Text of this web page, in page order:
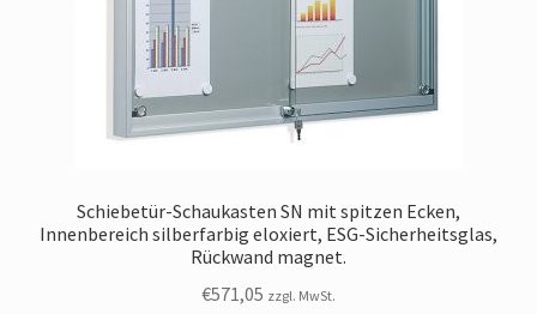
Schiebetür-Schaukasten SN mit spitzen Ecken,
Innenbereich silberfarbig eloxiert, ESG-Sicherheitsglas,
Rückwand magnet.
€571,05 zzgl. MwSt.